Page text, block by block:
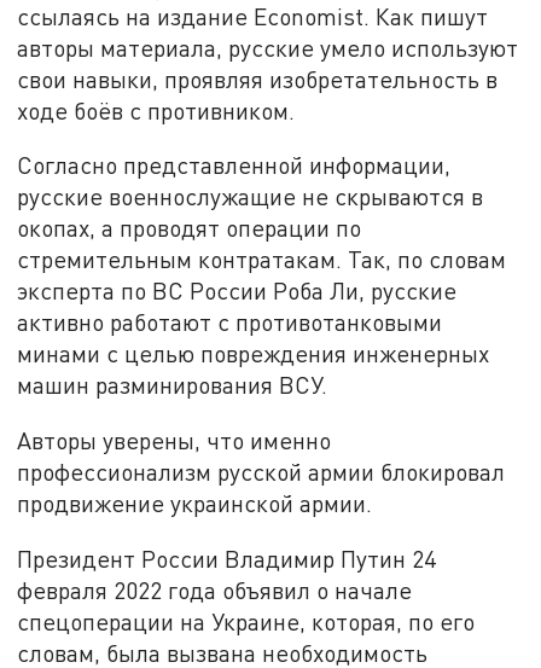
ссылаясь на издание Economist. Как пишут
авторы материала, русские умело используют
свои навыки, проявляя изобретательность в
ходе боёв с противником.
Согласно представленной информации,
русские военнослужащие не скрываются в
окопах, а проводят операции по
стремительным контратакам. Так, по словам
эксперта по ВС России Роба Ли, русские
активно работают с противотанковыми
минами с целью повреждения инженерных
машин разминирования ВСУ.
Авторы уверены, что именно
профессионализм русской армии блокировал
продвижение украинской армии.
Президент России Владимир Путин 24
февраля 2022 года объявил о начале
спецоперации на Украине, которая, по его
словам, была вызвана необходимость